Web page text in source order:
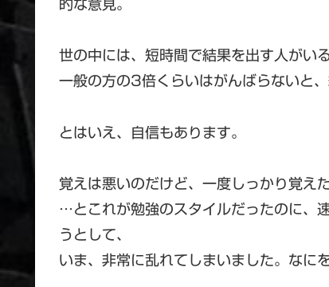
的な意見。
世の中には、短時間で結果を出す人がい
一般の方の3倍くらいはがんばらないと
とはいえ、自信もあります。
覚えは悪いのだけど、一度しっかり覚え
…とこれが勉強のスタイルだったのに、
うとして、
いま、非常に乱れてしまいました。なに